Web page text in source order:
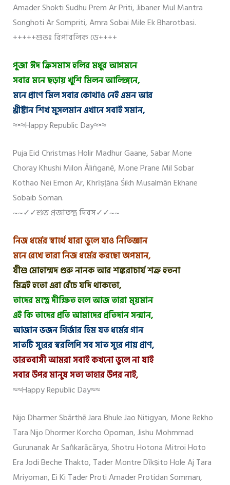
Amader Shokti Sudhu Prem Ar Priti, Jibaner Mul Mantra
Songhoti Ar Sompriti, Amra Sobai Mile Ek Bharotbasi.
+++++শুভঃ রিপাবলিক ডে++++
পূজা ঈদ ক্রিসমাস হলির মধুর আগমনে
সবার মনে ছড়ায় খুশি মিলন আলিঙ্গনে,
মনে প্রাণে মিল সবার কোথাও নেই এমন আর
খ্রীষ্টান শিখ মুসলমান এখানে সবাই সমান,
≈•≈Happy Republic Day≈•≈
Puja Eid Christmas Holir Madhur Gaane, Sabar Mone
Choray Khushi Milon Āliṅganē, Mone Prane Mil Sobar
Kothao Nei Emon Ar, Khrīṣṭāna Śikh Musalmān Ekhane
Sobaib Soman.
~~✓✓শুভ প্রজাতন্ত্র দিবস✓✓~~
নিজ ধর্মের স্বার্থে যারা ভুলে যাও নিতিজ্ঞান
মনে রেখে তারা নিজ ধর্মের করছো অপমান,
যীশু মোহাম্মদ গুরু নানক আর শঙ্করাচার্য শত্রু হতনা
মিত্রই হতো এরা বেঁচে যদি থাকতো,
তাদের মন্ত্রে দীক্ষিত হলে আজ তারা মৃয়মান
এই কি তাদের প্রতি আমাদের প্রতিদান সন্মান,
আজান ভজন গির্জার হিম যত ধর্মের গান
সাতটি সুরের স্বরলিপি সব সাত সুরে পায় প্রাণ,
ভারতবাসী আমরা সবাই কখনো ভুলে না যাই
সবার উপর মানুষ সত্য তাহার উপর নাই,
≈≈Happy Republic Day≈≈
Nijo Dharmer Sbārthē Jara Bhule Jao Nitigyan, Mone Rekho
Tara Nijo Dhormer Korcho Opoman, Jishu Mohmmad
Gurunanak Ar Saṅkarācārya, Shotru Hotona Mitroi Hoto
Era Jodi Beche Thakto, Tader Montre Dīkṣito Hole Aj Tara
Mriyoman, Ei Ki Tader Proti Amader Protidan Somman,